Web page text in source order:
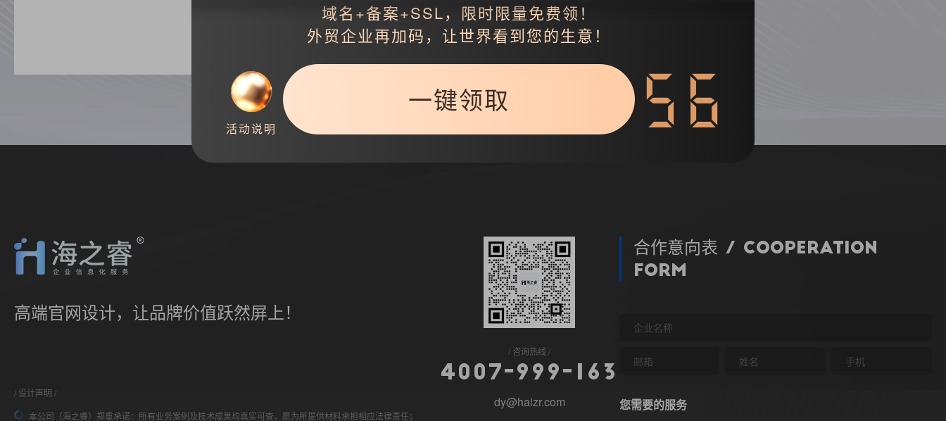
高端官网设计，让品牌价值跃然屏上！
设计声明
本公司（海之睿）郑重承诺：所有业务案例及技术成果均真实可查，愿为所提供材料承担相应法律责任；
咨询热线
4 0 0 7- 9 9 9 - 6 3
dy@haizr.com
合作意向表 / Cooperation
Form
您需要的服务
活动说明
域名+备案+SSL，限时限量免费领！
外贸企业再加码，让世界看到您的生意！
一键领取 55